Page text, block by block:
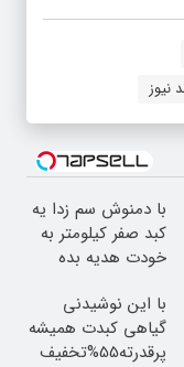
نیوز
با دمنوش سم زدا یه
کبد صفر کیلومتر به
خودت هدیه بده
با این نوشیدنی
گیاهی کبدت همیشه
پرقدرته55%تخفیف